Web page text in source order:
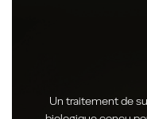
Un traitement de